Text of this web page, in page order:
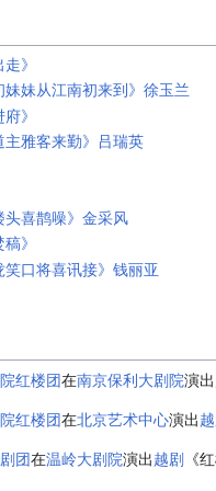
》
妹妹从江南初来到》徐玉兰
》
主雅客来勤》吕瑞英
头喜鹊噪》金采风
》
笑口将喜讯接》钱丽亚
红楼团在南京保利大剧院演出
红楼团在北京艺术中心演出
团在温岭大剧院演出越剧 《